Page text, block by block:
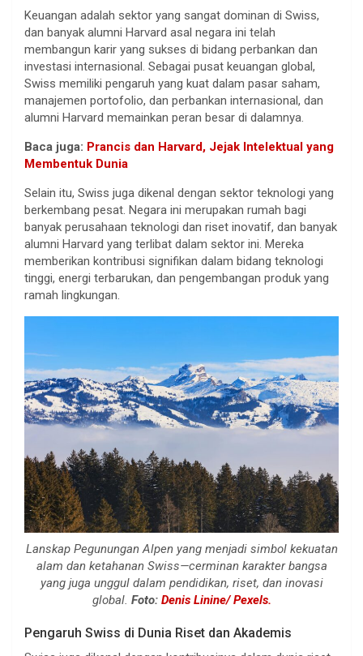
Keuangan adalah sektor yang sangat dominan di Swiss,
dan banyak alumni Harvard asal negara ini telah
membangun karir yang sukses di bidang perbankan dan
investasi internasional. Sebagai pusat keuangan global,
Swiss memiliki pengaruh yang kuat dalam pasar saham,
manajemen portofolio, dan perbankan internasional, dan
alumni Harvard memainkan peran besar di dalamnya.
Baca juga: Prancis dan Harvard, Jejak Intelektual yang
Membentuk Dunia
Selain itu, Swiss juga dikenal dengan sektor teknologi yang
berkembang pesat. Negara ini merupakan rumah bagi
banyak perusahaan teknologi dan riset inovatif, dan banyak
alumni Harvard yang terlibat dalam sektor ini. Mereka
memberikan kontribusi signifikan dalam bidang teknologi
tinggi, energi terbarukan, dan pengembangan produk yang
ramah lingkungan.
Lanskap Pegunungan Alpen yang menjadi simbol kekuatan
alam dan ketahanan Swiss—cerminan karakter bangsa
yang juga unggul dalam pendidikan, riset, dan inovasi
global. Foto: Denis Linine/ Pexels.
Pengaruh Swiss di Dunia Riset dan Akademis